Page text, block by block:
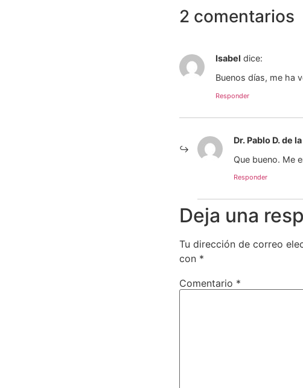
2 comentarios
Isabel dice:
Buenos días, me ha
Responder
Dr. Pablo D. de
Que bueno. Me
Responder
Deja una
Tu dirección de correo
con *
Comentario *